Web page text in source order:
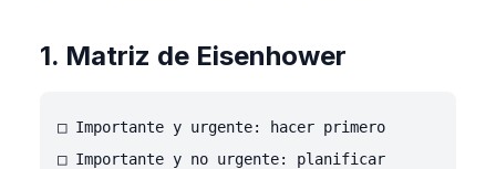
1. Matriz de Eisenhower
□ Importante y urgente: hacer primero
□ Importante y no urgente: planificar